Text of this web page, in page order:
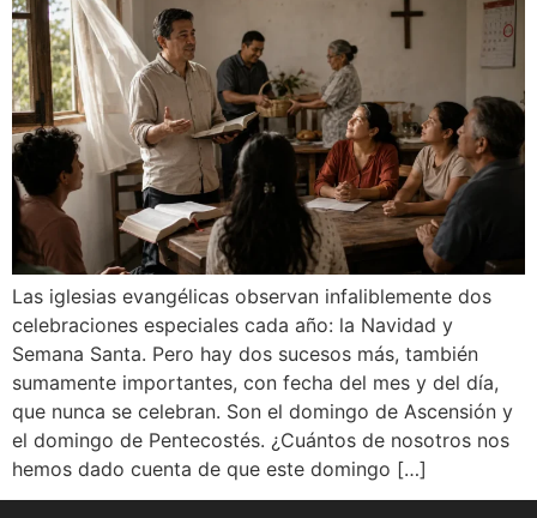
Las iglesias evangélicas observan infaliblemente dos
celebraciones especiales cada año: la Navidad y
Semana Santa. Pero hay dos sucesos más, también
sumamente importantes, con fecha del mes y del día,
que nunca se celebran. Son el domingo de Ascensión y
el domingo de Pentecostés. ¿Cuántos de nosotros nos
hemos dado cuenta de que este domingo […]